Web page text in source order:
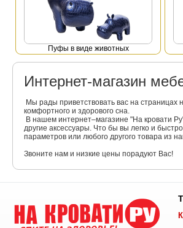
Пуфы в виде животных
Интернет-магазин
Мы рады приветствовать вас на
комфортного и здорового сна.
В нашем интернет–магазине "На кровати
другие аксессуары. Что бы вы легко и
параметров или любого другого товара из
Звоните нам и низкие цены порадуют Вас!